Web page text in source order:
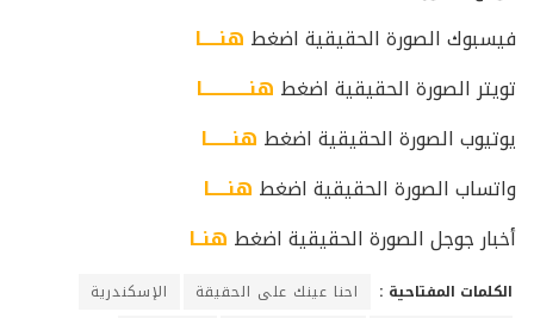
فيسبوك الصورة الحقيقية اضغط هنـــــا
تويتر الصورة الحقيقية اضغط هنـــــــــــــا
يوتيوب الصورة الحقيقية اضغط هنـــــــا
واتساب الصورة الحقيقية اضغط هنـــــا
أخبار جوجل الصورة الحقيقية اضغط هنــا
الكلمات المفتاحية : احنا عينك على الحقيقة
الإسكندرية